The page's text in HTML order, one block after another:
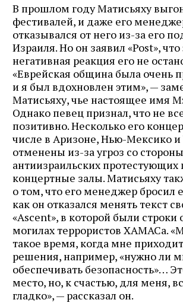
В прошлом году Матисьяху
фестивалей, и даже его
отказывался от него из-за его
Израиля. Но он заявил «Post», что
негативная реакция его не
«Еврейская община была очень
и я был вдохновлен этим», —
Матисьяху, чье настоящее имя
Однако певец признал, что не
позитивно. Несколько его
числе в Аризоне, Нью-Мексико и
отменены из-за угроз со стороны
антиизраильских протестующих
концертные залы. Матисьяху
о том, что его менеджер бросил
как он отказался менять текст
«Ascent», в которой были строки
могилах террористов ХАМАСа.
такое время, когда мне
решения, например, «нужно ли
обеспечивать безопасность»…
место, но, к счастью, для меня,
гладко», — рассказал он.